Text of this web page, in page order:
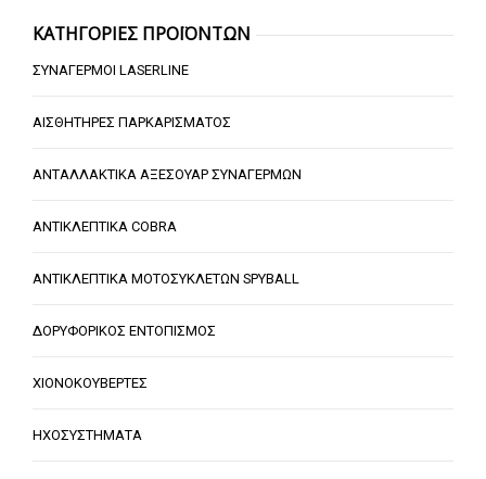
ΚΑΤΗΓΟΡΙΕΣ ΠΡΟΪΟΝΤΩΝ
ΣΥΝΑΓΕΡΜΟΙ LASERLINE
ΑΙΣΘΗΤΗΡΕΣ ΠΑΡΚΑΡΙΣΜΑΤΟΣ
ΑΝΤΑΛΛΑΚΤΙΚΑ ΑΞΕΣΟΥΑΡ ΣΥΝΑΓΕΡΜΩΝ
ΑΝΤΙΚΛΕΠΤΙΚΑ COBRA
ΑΝΤΙΚΛΕΠΤΙΚΑ ΜΟΤΟΣΥΚΛΕΤΩΝ SPYBALL
ΔΟΡΥΦΟΡΙΚΟΣ ΕΝΤΟΠΙΣΜΟΣ
ΧΙΟΝΟΚΟΥΒΕΡΤΕΣ
ΗΧΟΣΥΣΤΗΜΑΤΑ